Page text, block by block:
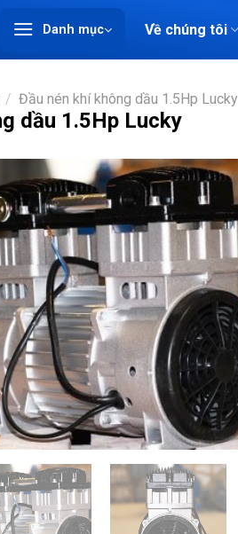
Danh mục Về chúng tôi
/ Đầu nén khí không dầu 1.5Hp Lucky
dầu 1.5Hp Lucky